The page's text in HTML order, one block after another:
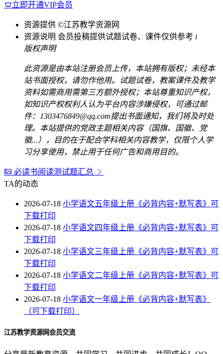
立即开通VIP会员
资源提供 ©江苏教学资源网
资源说明 会员投稿提供试题试卷、课件仅供参考 i
版权声明
此资源是由本站注册会员上传，本站拥有版权；未经本
站书面授权，请勿作他用。试题试卷，教案课件及教学
资料如需商用需第三方额外授权；本站尊重知识产权，
如知识产权权利人认为平台内容涉嫌侵权，可通过邮
件：1303476849@qq.com提出书面通知，我们将及时处
理。本站提供的党政主题相关内容（国旗、国徽、党
徽...），目的在于配合学科相关内容教学，仅限个人学
习分享使用，禁止用于任何广告和商用目的。
必读书阅读测试题汇总
TA的动态
2026-07-18 小学语文五年级上册《必背内容+默写表》可
下载打印
2026-07-18 小学语文四年级上册《必背内容+默写表》可
下载打印
2026-07-18 小学语文三年级上册《必背内容+默写表》可
下载打印
2026-07-18 小学语文二年级上册《必背内容+默写表》可
下载打印
2026-07-18 小学语文一年级上册《必背内容+默写表》
（可下载打印）
江苏教学资源网会员交流